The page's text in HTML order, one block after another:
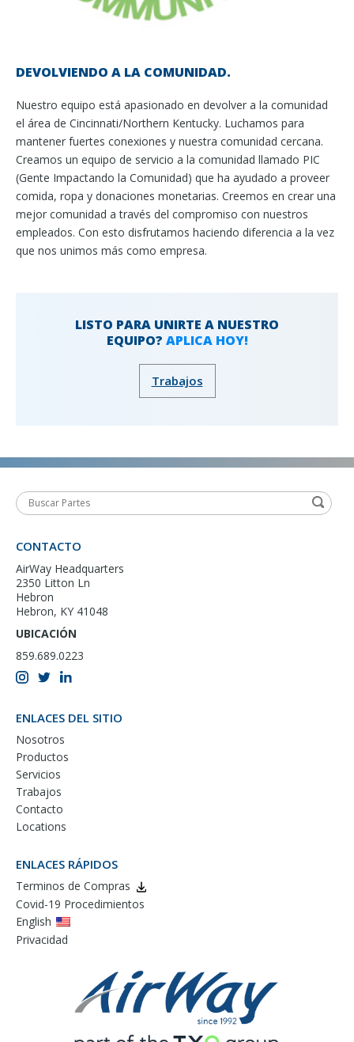
DEVOLVIENDO A LA COMUNIDAD.
Nuestro equipo está apasionado en devolver a la comunidad
el área de Cincinnati/Northern Kentucky. Luchamos para
mantener fuertes conexiones y nuestra comunidad cercana.
Creamos un equipo de servicio a la comunidad llamado PIC
(Gente Impactando la Comunidad) que ha ayudado a proveer
comida, ropa y donaciones monetarias. Creemos en crear una
mejor comunidad a través del compromiso con nuestros
empleados. Con esto disfrutamos haciendo diferencia a la vez
que nos unimos más como empresa.
LISTO PARA UNIRTE A NUESTRO
EQUIPO? APLICA HOY!
Trabajos
CONTACTO
AirWay Headquarters
2350 Litton Ln
Hebron
Hebron, KY 41048
UBICACIÓN
859.689.0223
ENLACES DEL SITIO
Nosotros
Productos
Servicios
Trabajos
Contacto
Locations
ENLACES RÁPIDOS
Terminos de Compras
Covid-19 Procedimientos
English
Privacidad